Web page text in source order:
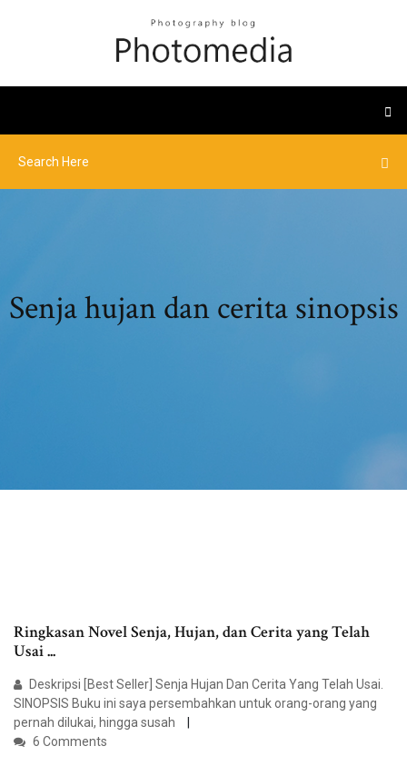
Senja hujan dan cerita sinopsis
Ringkasan Novel Senja, Hujan, dan Cerita yang Telah
Usai ...
Deskripsi [Best Seller] Senja Hujan Dan Cerita Yang Telah Usai.
SINOPSIS Buku ini saya persembahkan untuk orang-orang yang
pernah dilukai, hingga susah
6 Comments